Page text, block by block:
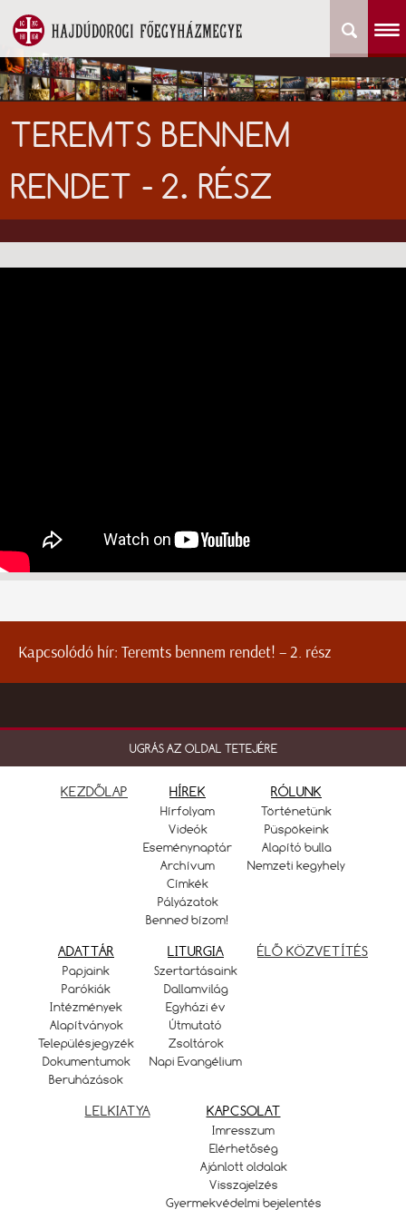
TEREMTS BENNEM
RENDET - 2. RÉSZ
Kapcsolódó hír: Teremts bennem rendet! – 2. rész
UGRÁS AZ OLDAL TETEJÉRE
KEZDŐLAP HÍREK
Hírfolyam
Videók
Eseménynaptár
Archívum
Címkék
Pályázatok
Benned bízom!
RÓLUNK
Történetünk
Püspökeink
Alapító bulla
Nemzeti kegyhely
ADATTÁR
Papjaink
Parókiák
Intézmények
Alapítványok
Településjegyzék
Dokumentumok
Beruházások
LITURGIA
Szertartásaink
Dallamvilág
Egyházi év
Útmutató
Zsoltárok
Napi Evangélium
ÉLŐ KÖZVETÍTÉS
LELKIATYA KAPCSOLAT
Imresszum
Elérhetőség
Ajánlott oldalak
Visszajelzés
Gyermekvédelmi bejelentés